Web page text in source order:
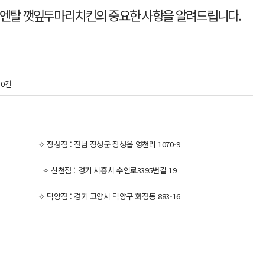
0건
✧ 장성점 : 전남 장성군 장성읍 영천리 1070-9
✧ 신천점 : 경기 시흥시 수인로3395번길 19
✧ 덕양점 : 경기 고양시 덕양구 화정동 883-16